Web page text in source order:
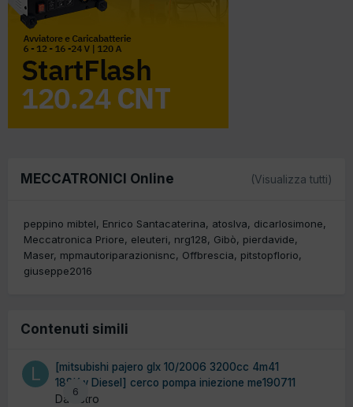
MECCATRONICI Online (Visualizza tutti)
peppino mibtel Enrico Santacaterina atoslva
dicarlosimone
Meccatronica Priore
eleuteri nrg128 Gibò
pierdavide
Maser mpmautoriparazionisnc Offbrescia
pitstopflorio
giuseppe2016
Contenuti simili
6
[mitsubishi pajero glx 10/2006 3200cc 4m41
188Kw Diesel] cerco pompa iniezione me190711
Da liistro